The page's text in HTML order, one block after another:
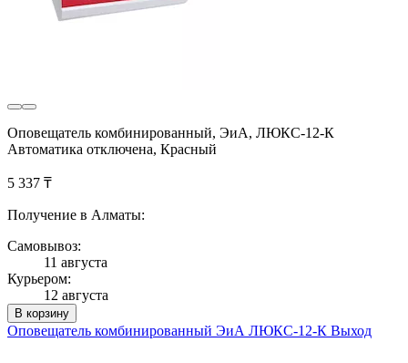
Оповещатель комбинированный, ЭиА, ЛЮКС-12-К
Автоматика отключена, Красный
5 337 ₸
Получение в Алматы:
Самовывоз:
11 августа
Курьером:
12 августа
В корзину
Оповещатель комбинированный ЭиА ЛЮКС-12-К Выход